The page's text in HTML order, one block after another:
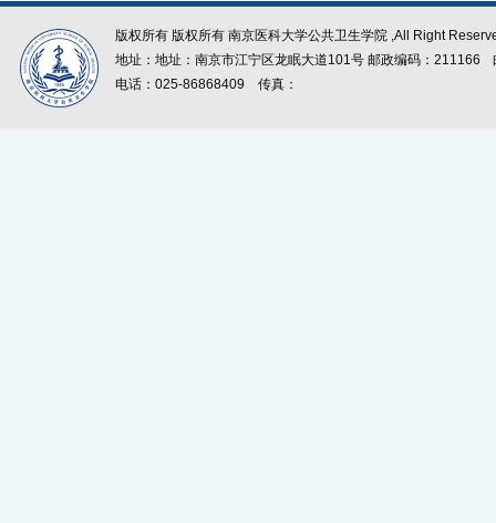
版权所有 版权所有 南京医科大学公共卫生学院 ,All Right
地址：地址：南京市江宁区龙眠大道101号 邮政编码：211166
电话：025-86868409
传真：